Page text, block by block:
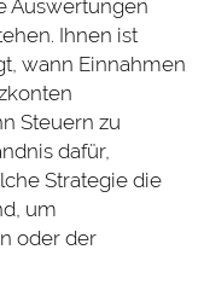
Auswertungen
Ihnen ist
wann Einnahmen
Steuern zu
dafür,
Strategie die
um
oder der